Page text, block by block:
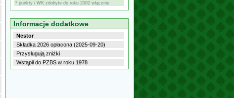
* punkty i WK zdobyte do roku 2002 włącznie
Informacje dodatkowe
Nestor
Składka 2026 opłacona (2025-09-20)
Przysługują zniżki
Wstąpił do PZBS w roku 1978